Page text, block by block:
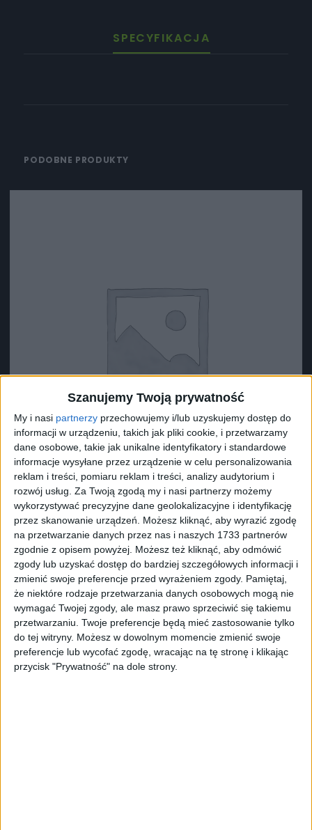
Szanujemy Twoją prywatność
My i nasi partnerzy przechowujemy i/lub uzyskujemy dostęp do
informacji w urządzeniu, takich jak pliki cookie, i przetwarzamy
dane osobowe, takie jak unikalne identyfikatory i standardowe
informacje wysyłane przez urządzenie w celu personalizowania
reklam i treści, pomiaru reklam i treści, analizy audytorium i
rozwój usług. Za Twoją zgodą my i nasi partnerzy możemy
wykorzystywać precyzyjne dane geolokalizacyjne i identyfikację
przez skanowanie urządzeń. Możesz kliknąć, aby wyrazić zgodę
na przetwarzanie danych przez nas i naszych 1733 partnerów
zgodnie z opisem powyżej. Możesz też kliknąć, aby odmówić
zgody lub uzyskać dostęp do bardziej szczegółowych informacji i
zmienić swoje preferencje przed wyrażeniem zgody. Pamiętaj,
że niektóre rodzaje przetwarzania danych osobowych mogą nie
wymagać Twojej zgody, ale masz prawo sprzeciwić się takiemu
przetwarzaniu. Twoje preferencje będą mieć zastosowanie tylko
do tej witryny. Możesz w dowolnym momencie zmienić swoje
preferencje lub wycofać zgodę, wracając na tę stronę i klikając
przycisk "Prywatność" na dole strony.
SPECYFIKACJA
PODOBNE PRODUKTY
Surron Pierścien dekoracyjny zamka baterii
11,18zł
ZOBACZ WIĘCEJ
PROMOCJA!